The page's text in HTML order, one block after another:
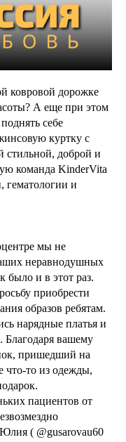
ковровой дорожке
А еще при этом
себе
куртку с
стильной, доброй и
команда KinderVita
гематологии и
мы не
неравнодушных
было и в этот раз.
приобрести
образов ребятам.
нарядные платья и
Благодаря вашему
пришедший на
что-то из одежды,
пациентов от
( @gusarovau60